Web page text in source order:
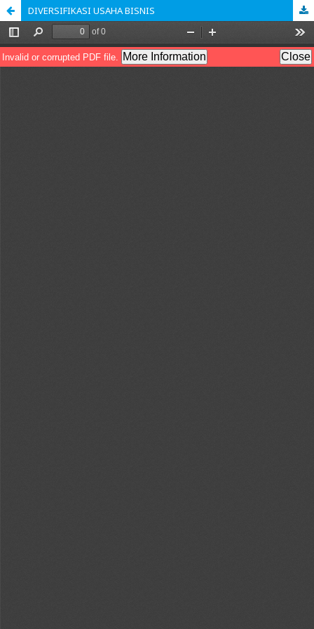
DIVERSIFIKASI USAHA BISNIS